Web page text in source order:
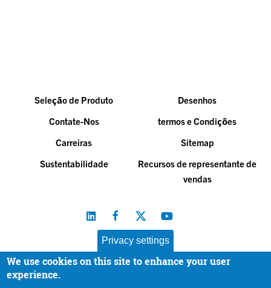
Seleção de Produto
Desenhos
Contate-Nos
termos e Condições
Carreiras
Sitemap
Sustentabilidade
Recursos de representante de
vendas
Baltimore Aircoil Company, Inc. |
Privacy settings
We use cookies on this site to enhance your user
experience.